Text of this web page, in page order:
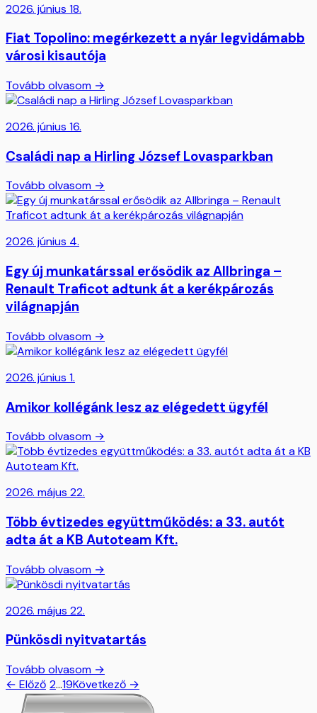
2026. június 18.
Fiat Topolino: megérkezett a nyár legvidámabb
városi kisautója
Tovább olvasom →
2026. június 16.
Családi nap a Hirling József Lovasparkban
Tovább olvasom →
2026. június 4.
Egy új munkatárssal erősödik az Allbringa –
Renault Traficot adtunk át a kerékpározás
világnapján
Tovább olvasom →
2026. június 1.
Amikor kollégánk lesz az elégedett ügyfél
Tovább olvasom →
2026. május 22.
Több évtizedes együttműködés: a 33. autót
adta át a KB Autoteam Kft.
Tovább olvasom →
2026. május 22.
Pünkösdi nyitvatartás
Tovább olvasom →
← Előző 2…19Következő →